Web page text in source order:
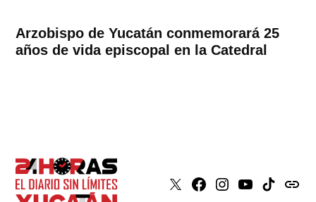
Arzobispo de Yucatán conmemorará 25
años de vida episcopal en la Catedral
X Faceboook
Instagram
YoutubeTiktokissuu